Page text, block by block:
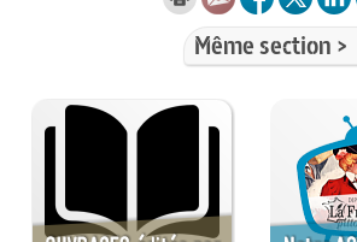
Même section >